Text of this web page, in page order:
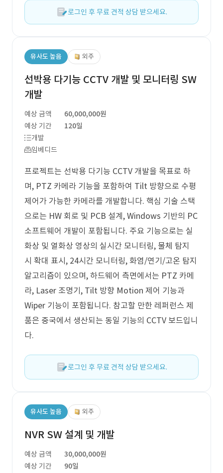
로그인 후 무료 견적 상담 받으세요.
유사도 높음 외주
선박용 다기능 CCTV 개발 및 모니터링 SW
개발
예상 금액
60,000,000원
예상 기간
120일
개발
임베디드
프로젝트는 선박용 다기능 CCTV 개발을 목표로 하
며, PTZ 카메라 기능을 포함하여 Tilt 방향으로 수평
제어가 가능한 카메라를 개발합니다. 핵심 기술 스택
으로는 HW 회로 및 PCB 설계, Windows 기반의 PC
소프트웨어 개발이 포함됩니다. 주요 기능으로는 실
화상 및 열화상 영상의 실시간 모니터링, 물체 탐지
시 확대 표시, 24시간 모니터링, 화염/연기/고온 탐지
알고리즘이 있으며, 하드웨어 측면에서는 PTZ 카메
라, Laser 조명기, Tilt 방향 Motion 제어 기능과
Wiper 기능이 포함됩니다. 참고할 만한 레퍼런스 제
품은 중국에서 생산되는 동일 기능의 CCTV 보드입니
다.
로그인 후 무료 견적 상담 받으세요.
유사도 높음 외주
NVR SW 설계 및 개발
예상 금액
30,000,000원
예상 기간
90일